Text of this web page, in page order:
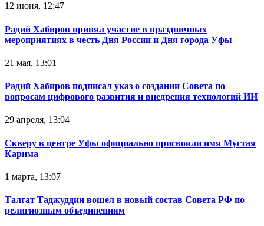
12 июня, 12:47
Радий Хабиров принял участие в праздничных
мероприятиях в честь Дня России и Дня города Уфы
21 мая, 13:01
Радий Хабиров подписал указ о создании Совета по
вопросам цифрового развития и внедрения технологий ИИ
29 апреля, 13:04
Скверу в центре Уфы официально присвоили имя Мустая
Карима
1 марта, 13:07
Талгат Таджуддин вошел в новый состав Совета РФ по
религиозным объединениям